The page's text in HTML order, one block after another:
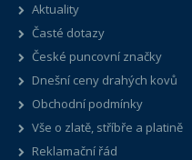
Aktuality
Časté dotazy
České puncovní značky
Dnešní ceny drahých kovů
Obchodní podmínky
Vše o zlatě, stříbře a platině
Reklamační řád